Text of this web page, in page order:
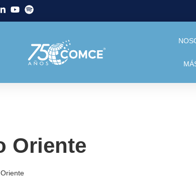
Oriente